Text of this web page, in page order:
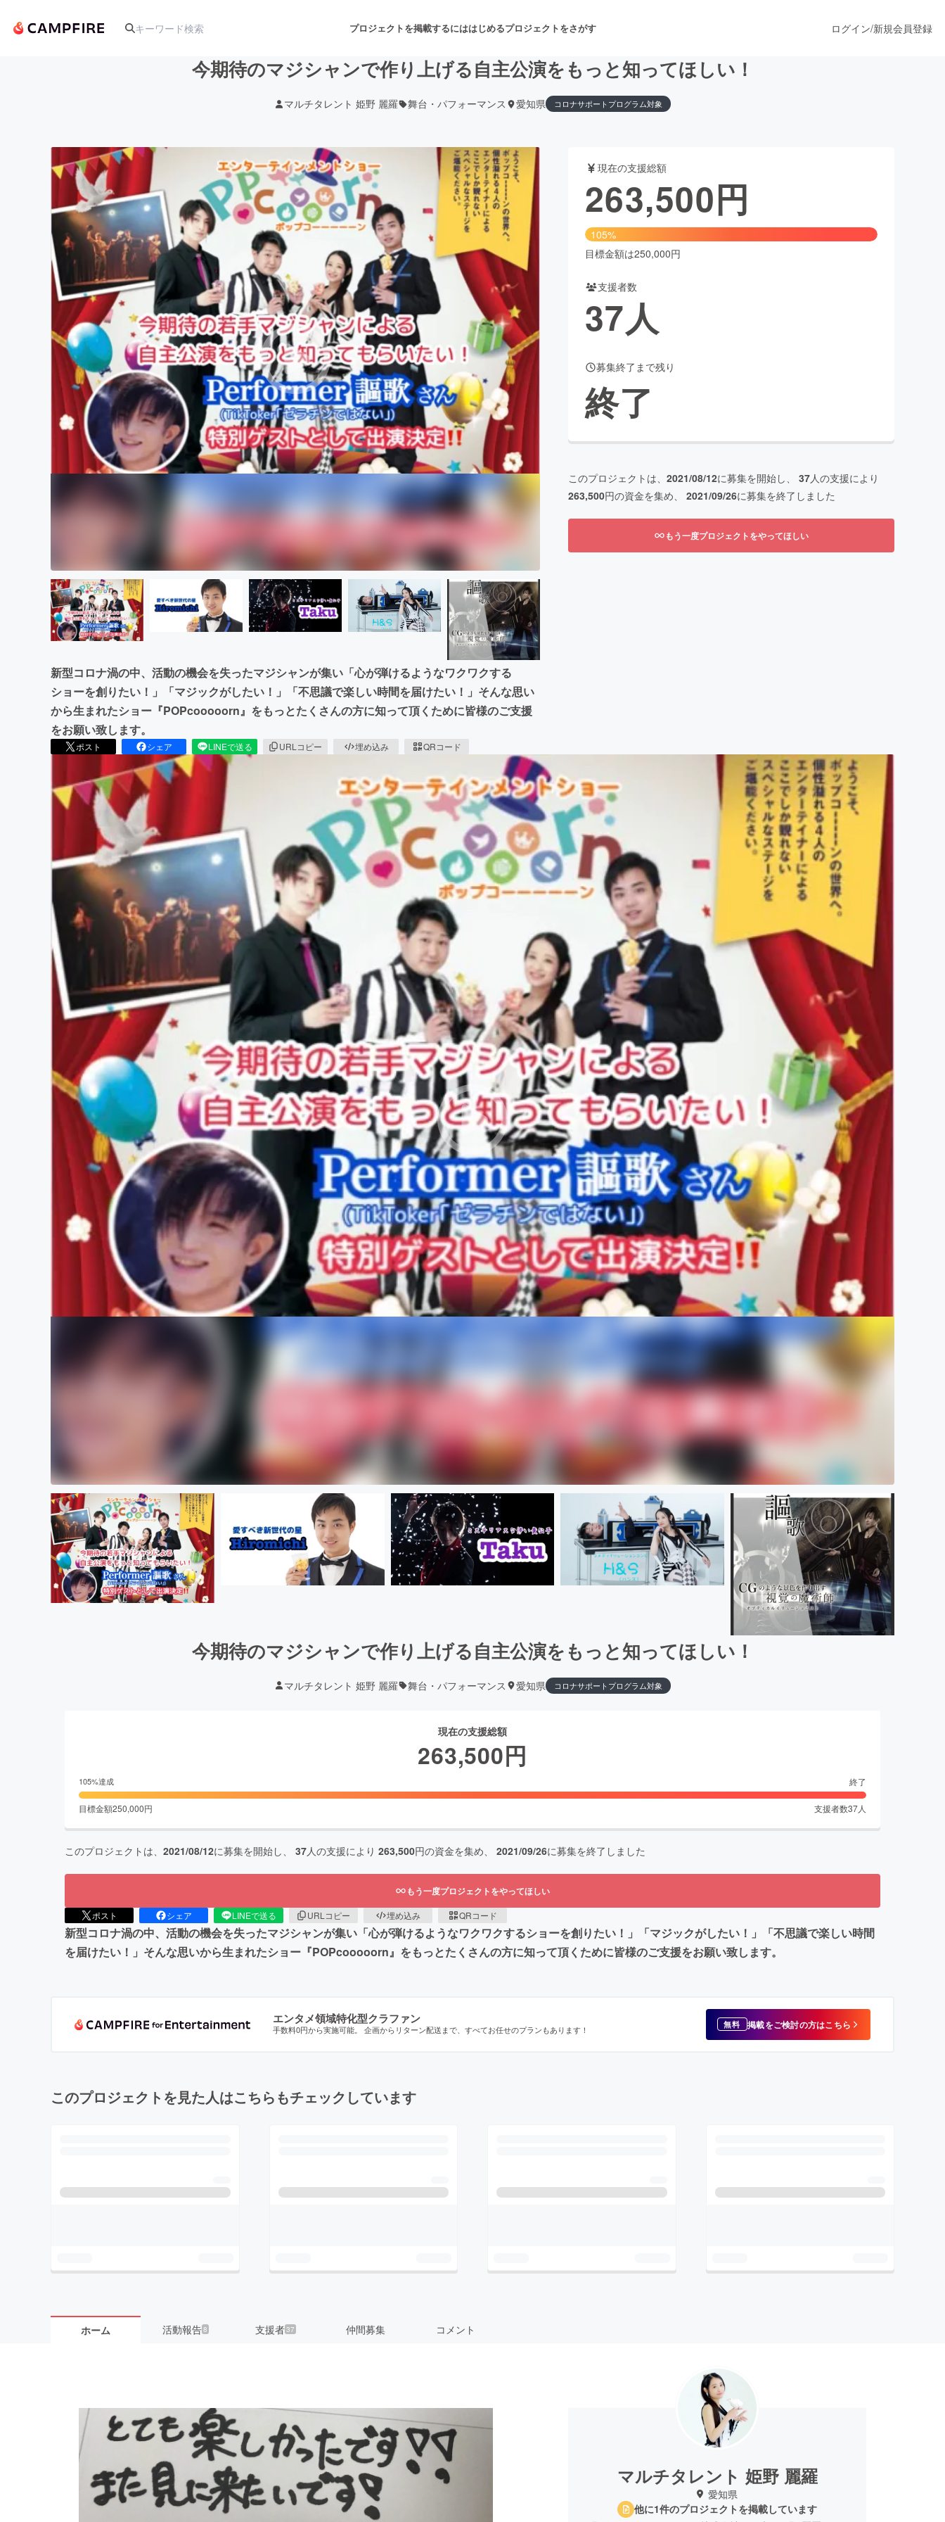
プロジェクトを掲載するにははじめるプロジェクトをさがす
アート・写真 音楽 舞台・パフォーマンス
テクノロジー・ガジェット ゲーム・サービス開発 フード・飲食店 ファッション
映像・映画 書籍・雑誌出版 アニメ・漫画
ビジネス・起業 チャレンジ ビューティー・ヘルスケア
まちづくり・地域活性化
CAMPFIRE for Social Good
CAMPFIRE Creation
CAMPFIREふるさと納税machi-ya コミュニティ
ログイン/新規会員登録
今期待のマジシャンで作り上げる自主公演をもっと知ってほしい！
マルチタレント 姫野 麗羅 舞台・パフォーマンス 愛知県 コロナサポートプログラム対象
新型コロナ渦の中、活動の機会を失ったマジシャンが集い「心が弾けるようなワクワクする
ショーを創りたい！」「マジックがしたい！」「不思議で楽しい時間を届けたい！」そんな思い
から生まれたショー『POPcooooorn』をもっとたくさんの方に知って頂くために皆様のご支援
をお願い致します。
ポスト シェア LINEで送る URLコピー 埋め込み QRコード
現在の支援総額
263,500円
105%
目標金額は250,000円
支援者数
37人
募集終了まで残り
終了
このプロジェクトは、 2021/08/12に募集を開始し、 37人の支援により
263,500円の資金を集め、 2021/09/26に募集を終了しました
もう一度プロジェクトをやってほしい
今期待のマジシャンで作り上げる自主公演をもっと知ってほしい！
マルチタレント 姫野 麗羅 舞台・パフォーマンス 愛知県 コロナサポートプログラム対象
現在の支援総額
263,500円
105%達成 終了
目標金額250,000円 支援者数37人
このプロジェクトは、 2021/08/12に募集を開始し、 37人の支援により 263,500円の資金を集め、 2021/09/26に募集を終了しました
もう一度プロジェクトをやってほしい
ポスト シェア LINEで送る URLコピー 埋め込み QRコード
新型コロナ渦の中、活動の機会を失ったマジシャンが集い「心が弾けるようなワクワクするショーを創りたい！」「マジックがしたい！」「不思議で楽しい時間
を届けたい！」そんな思いから生まれたショー『POPcooooorn』をもっとたくさんの方に知って頂くために皆様のご支援をお願い致します。
エンタメ領域特化型クラファン
手数料0円から実施可能。 企画からリターン配送まで、すべてお任せのプランもあります！ 無料 掲載をご検討の方はこちら
このプロジェクトを見た人はこちらもチェックしています
ホーム 活動報告8 支援者37 仲間募集 コメント
マルチタレント 姫野 麗羅
愛知県
他に1件のプロジェクトを掲載しています